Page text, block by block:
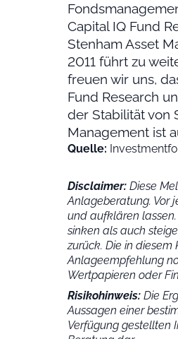
Capital IQ Fund
Stenham Asset
2011 führt zu
freuen wir uns,
Fund Research
der Stabilität von
Management ist
Quelle:
Disclaimer: Diese
Anlageberatung. Vor
und aufklären
sinken als auch
zurück. Die in
Anlageempfehlung
Wertpapieren oder
Risikohinweis: Die
Aussagen einer
Verfügung gestellten